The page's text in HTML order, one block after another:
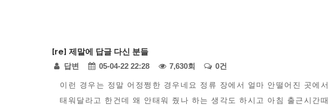
[re] 제말에 답글 다신 분들
페
이
답변 05-04-22 22:28 7,630회 0건
본
이런 경우는 정말 어정쩡한 경우네요 정류 장에서 얼마 안떨어진 곳에서
태워달라고 한건데 왜 안태워 줬나 하는 생각도 하시고 아침 출근시간때